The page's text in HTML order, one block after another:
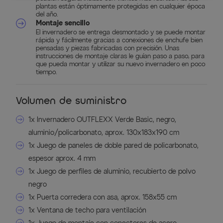
plantas están óptimamente protegidas en cualquier época
del año.
Montaje sencillo
El invernadero se entrega desmontado y se puede montar
rápida y fácilmente gracias a conexiones de enchufe bien
pensadas y piezas fabricadas con precisión. Unas
instrucciones de montaje claras le guían paso a paso, para
que pueda montar y utilizar su nuevo invernadero en poco
tiempo.
Volumen de suministro
1x Invernadero OUTFLEXX Verde Basic, negro,
aluminio/policarbonato, aprox. 130x183x190 cm
1x Juego de paneles de doble pared de policarbonato,
espesor aprox. 4 mm
1x Juego de perfiles de aluminio, recubierto de polvo
negro
1x Puerta corredera con asa, aprox. 158x55 cm
1x Ventana de techo para ventilación